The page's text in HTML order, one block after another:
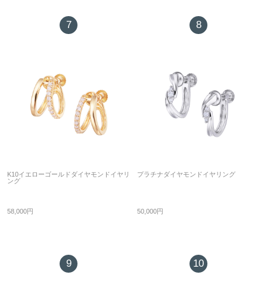
7
K10イエローゴールドダイヤモンドイヤリ
ング
58,000円
8
プラチナダイヤモンドイヤリング
50,000円
9 10